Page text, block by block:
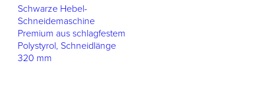
Schwarze Hebel-
Schneidemaschine
Premium aus schlagfestem
Polystyrol, Schneidlänge
320 mm